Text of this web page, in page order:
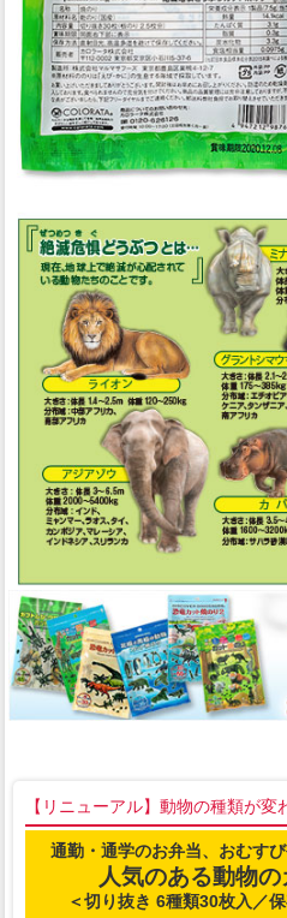
【リニューアル】動物の種類が変
通勤・通学のお弁当、おむす
人気のある動物
＜切り抜き 6種類30枚入／